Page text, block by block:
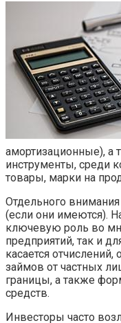
амортизационные), а
инструменты, среди
товары, марки на
Отдельного
(если они имеются).
ключевую роль во
предприятий, так и
касается
займов от частных
границы, а также
средств.
Инвесторы часто